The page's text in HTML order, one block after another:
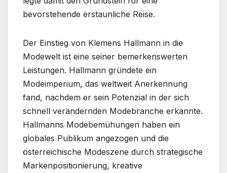
bevorstehende erstaunliche Reise.
Der Einstieg von Klemens Hallmann in die
Modewelt ist eine seiner bemerkenswerten
Leistungen. Hallmann gründete ein
Modeimperium, das weltweit Anerkennung
fand, nachdem er sein Potenzial in der sich
schnell verändernden Modebranche erkannte.
Hallmanns Modebemühungen haben ein
globales Publikum angezogen und die
österreichische Modeszene durch strategische
Markenpositionierung, kreative